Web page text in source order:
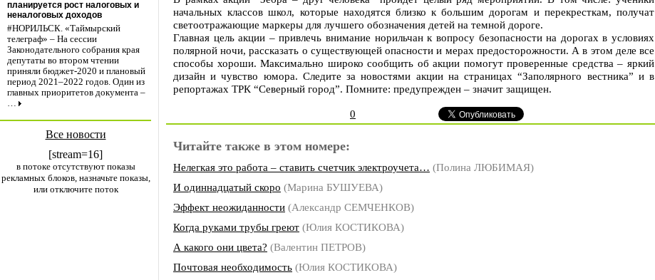
планируется рост налоговых и
неналоговых доходов
#НОРИЛЬСК. «Таймырский
телеграф» – На сессии
Законодательного собрания края
депутаты во втором чтении
приняли бюджет-2020 и плановый
период 2021–2022 годов. Один из
главных приоритетов документа –
…
Все новости
[stream=16]
в потоке отсутствуют показы
рекламных блоков, назначьте показы,
или отключите поток
начальных классов школ, которые находятся близко к большим дорогам и перекресткам, получат
светоотражающие маркеры для лучшего обозначения детей на темной дороге.
Главная цель акции – привлечь внимание норильчан к вопросу безопасности на дорогах в условиях
полярной ночи, рассказать о существующей опасности и мерах предосторожности. А в этом деле все
способы хороши. Максимально широко сообщить об акции помогут проверенные средства – яркий
дизайн и чувство юмора. Следите за новостями акции на страницах “Заполярного вестника” и в
репортажах ТРК “Северный город”. Помните: предупрежден – значит защищен.
0
Читайте также в этом номере:
Нелегкая это работа – ставить счетчик электроучета… (Полина ЛЮБИМАЯ)
И одиннадцатый скоро (Марина БУШУЕВА)
Эффект неожиданности (Александр СЕМЧЕНКОВ)
Когда руками трубы греют (Юлия КОСТИКОВА)
А какого они цвета? (Валентин ПЕТРОВ)
Почтовая необходимость (Юлия КОСТИКОВА)